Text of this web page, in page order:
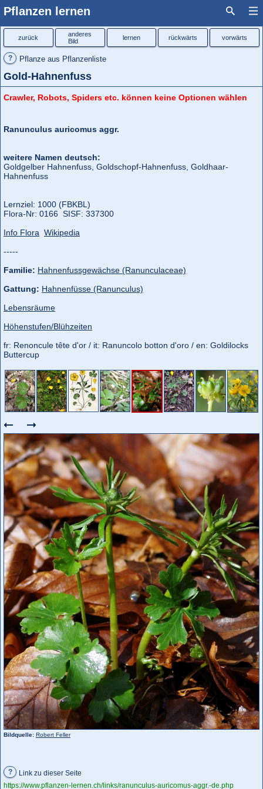
Pflanzen lernen
? Pflanze aus Pflanzenliste
Gold-Hahnenfuss
zurück
anderes
Bild
lernen rückwärts vorwärts
Crawler, Robots, Spiders etc. können keine Optionen wählen
Bildquelle: Robert Feller
Ranunculus auricomus aggr.
weitere Namen deutsch:
Goldgelber Hahnenfuss, Goldschopf-Hahnenfuss, Goldhaar-
Hahnenfuss
Lernziel: 1000 (FBKBL)
Flora‑Nr: 0166 SISF: 337300
Info Flora Wikipedia
-----
Familie: Hahnenfussgewächse (Ranunculaceae)
Gattung: Hahnenfüsse (Ranunculus)
Lebensräume
Höhenstufen/Blühzeiten
fr: Renoncule tête d'or / it: Ranuncolo botton d'oro / en: Goldilocks
Buttercup
?
Link zu dieser Seite
https://www.pflanzen-lernen.ch/links/ranunculus-auricomus-aggr.-de.php